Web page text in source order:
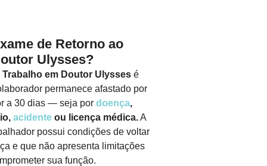
de Retorno ao
Ulysses?
em Doutor Ulyssesé
permanece afastado por
a 30 dias — seja por doença,
acidenteou licença médica.A
possui condições de voltar
e que não apresenta limitações
sua função.